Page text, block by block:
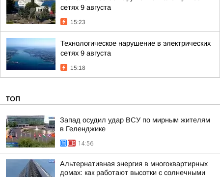
сетях 9 августа
15:23
Технологическое нарушение в электрических
сетях 9 августа
15:18
ТОП
Запад осудил удар ВСУ по мирным жителям
в Геленджике
14:56
Альтернативная энергия в многоквартирных
домах: как работают высотки с солнечными